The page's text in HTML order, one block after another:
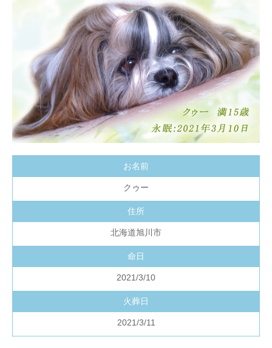
お名前
クゥー
住所
北海道旭川市
命日
2021/3/10
火葬日
2021/3/11